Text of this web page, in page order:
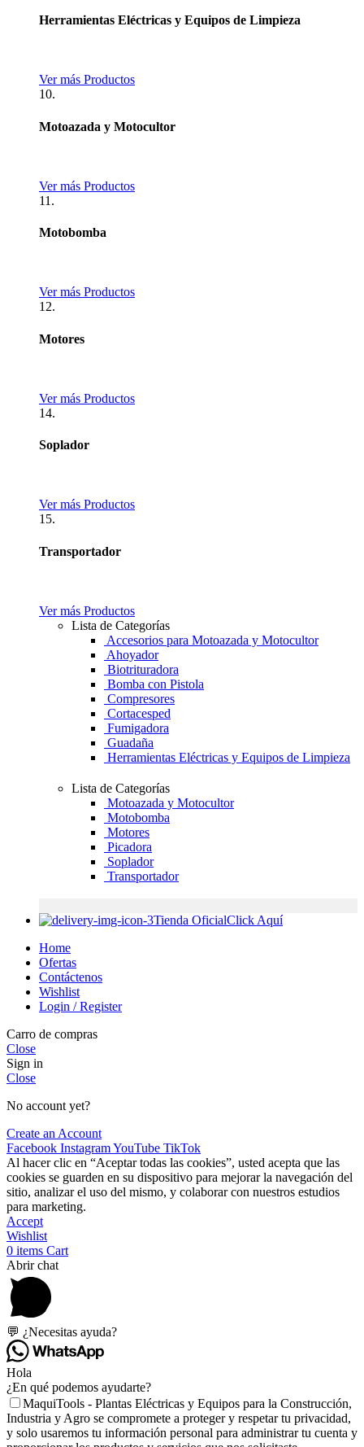
Herramientas Eléctricas y Equipos de Limpieza
Ver más Productos
10.
Motoazada y Motocultor
Ver más Productos
11.
Motobomba
Ver más Productos
12.
Motores
Ver más Productos
14.
Soplador
Ver más Productos
15.
Transportador
Ver más Productos
Lista de Categorías
Accesorios para Motoazada y Motocultor
Ahoyador
Biotrituradora
Bomba con Pistola
Compresores
Cortacesped
Fumigadora
Guadaña
Herramientas Eléctricas y Equipos de Limpieza
Lista de Categorías
Motoazada y Motocultor
Motobomba
Motores
Picadora
Soplador
Transportador
Tienda OficialClick Aquí
Home
Ofertas
Contáctenos
Wishlist
Login / Register
Carro de compras
Close
Sign in
Close
No account yet?
Create an Account
Facebook InstagramYouTube TikTok
Al hacer clic en “Aceptar todas las cookies”, usted acepta que las
cookies se guarden en su dispositivo para mejorar la navegación del
sitio, analizar el uso del mismo, y colaborar con nuestros estudios
para marketing.
Accept
Wishlist
0 items Cart
Abrir chat
💬 ¿Necesitas ayuda?
Hola
¿En qué podemos ayudarte?
MaquiTools - Plantas Eléctricas y Equipos para la Construcción,
Industria y Agro se compromete a proteger y respetar tu privacidad,
y solo usaremos tu información personal para administrar tu cuenta y